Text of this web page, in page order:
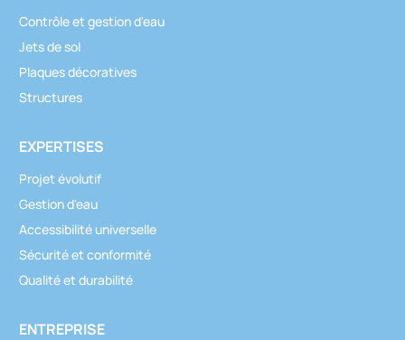
Contrôle et gestion d'eau
Jets de sol
Plaques décoratives
Structures
EXPERTISES
Projet évolutif
Gestion d'eau
Accessibilité universelle
Sécurité et conformité
Qualité et durabilité
ENTREPRISE